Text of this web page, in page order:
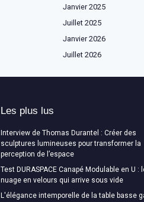
Janvier 2025
Juillet 2025
Janvier 2026
Juillet 2026
Les plus lus
Interview de Thomas Durantel : Créer des
sculptures lumineuses pour transformer la
perception de l’espace
Test DURASPACE Canapé Modulable en U :
nuage en velours qui arrive sous vide
L'élégance intemporelle de la table basse